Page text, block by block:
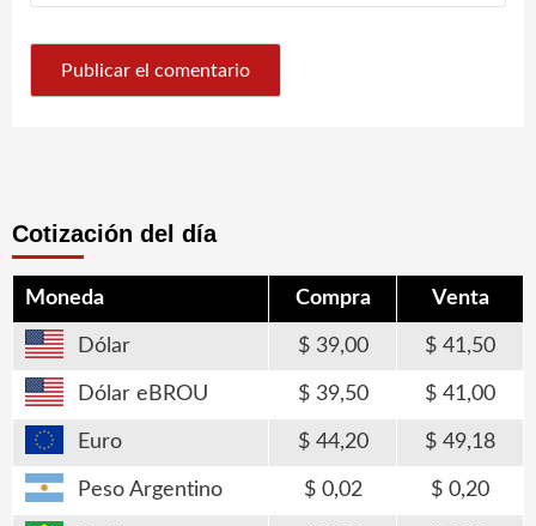
Cotización del día
Moneda Compra Venta
Dólar 39,00 41,50
Dólar eBROU 39,50 41,00
Euro 44,20 49,18
Peso Argentino 0,02 0,20